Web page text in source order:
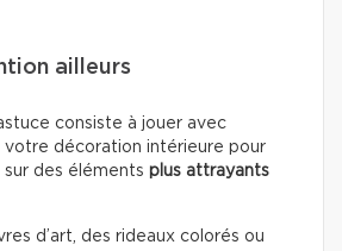
ailleurs
consiste à jouer avec
votre décoration intérieure pour
des éléments plus attrayants
d’art, des rideaux colorés ou